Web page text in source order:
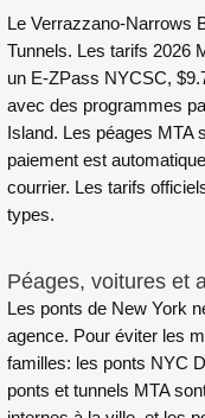
Le Verrazzano-Narrows
Tunnels. Les tarifs 2026
un E-ZPass NYCSC,
avec des programmes
Island. Les péages MTA
paiement est
courrier. Les tarifs
types.
Péages, voitures et
Les ponts de New York
agence. Pour éviter les
familles: les ponts NYC
ponts et tunnels MTA